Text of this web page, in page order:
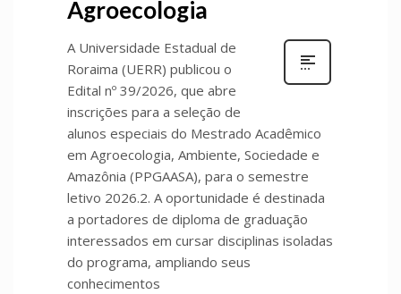
Agroecologia
A Universidade Estadual de
Roraima (UERR) publicou o
Edital nº 39/2026, que abre
inscrições para a seleção de
alunos especiais do Mestrado Acadêmico
em Agroecologia, Ambiente, Sociedade e
Amazônia (PPGAASA), para o semestre
letivo 2026.2. A oportunidade é destinada
a portadores de diploma de graduação
interessados em cursar disciplinas isoladas
do programa, ampliando seus
conhecimentos